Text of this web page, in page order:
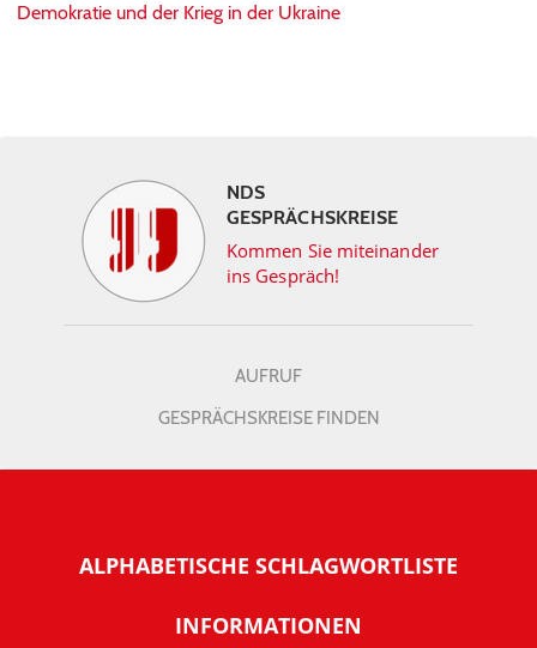
Demokratie und der Krieg in der Ukraine
NDS
GESPRÄCHSKREISE
Kommen Sie miteinander
ins Gespräch!
AUFRUF
GESPRÄCHSKREISE FINDEN
ALPHABETISCHE SCHLAGWORTLISTE
INFORMATIONEN